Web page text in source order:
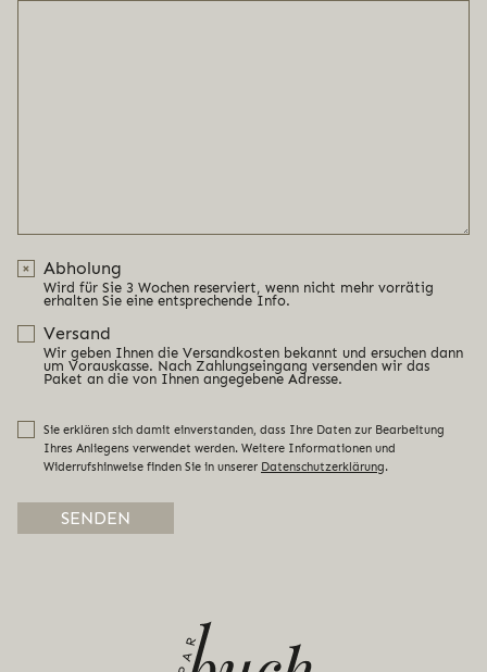
Abholung
Wird für Sie 3 Wochen reserviert, wenn nicht mehr vorrätig
erhalten Sie eine entsprechende Info.
Versand
Wir geben Ihnen die Versandkosten bekannt und ersuchen dann
um Vorauskasse. Nach Zahlungseingang versenden wir das
Paket an die von Ihnen angegebene Adresse.
Sie erklären sich damit einverstanden, dass Ihre Daten zur Bearbeitung
Ihres Anliegens verwendet werden. Weitere Informationen und
Widerrufshinweise finden Sie in unserer Datenschutzerklärung.